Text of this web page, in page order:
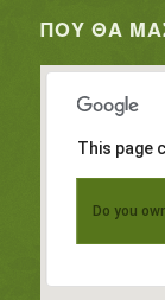
ΠΟΥ ΘΑ
This page
Do you